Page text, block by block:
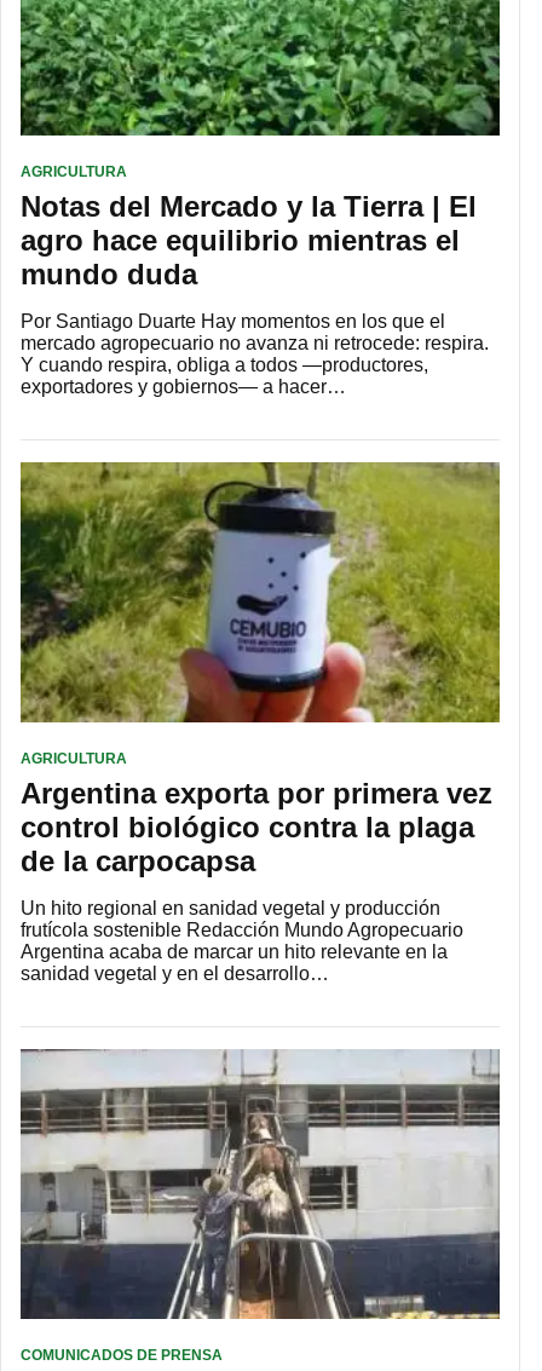
AGRICULTURA
Notas del Mercado y la Tierra | El
agro hace equilibrio mientras el
mundo duda
Por Santiago Duarte Hay momentos en los que el
mercado agropecuario no avanza ni retrocede: respira.
Y cuando respira, obliga a todos —productores,
exportadores y gobiernos— a hacer…
AGRICULTURA
Argentina exporta por primera vez
control biológico contra la plaga
de la carpocapsa
Un hito regional en sanidad vegetal y producción
frutícola sostenible Redacción Mundo Agropecuario
Argentina acaba de marcar un hito relevante en la
sanidad vegetal y en el desarrollo…
COMUNICADOS DE PRENSA